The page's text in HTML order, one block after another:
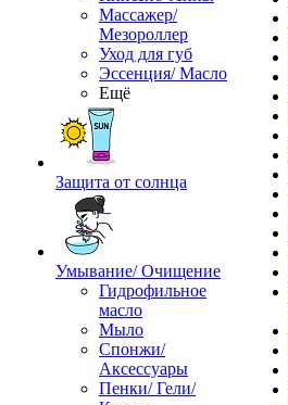
Массажер/
Мезороллер
Уход для губ
Эссенция/ Масло
Ещё
Защита от солнца
Умывание/ Очищение
Гидрофильное
масло
Мыло
Спонжи/
Аксессуары
Пенки/ Гели/